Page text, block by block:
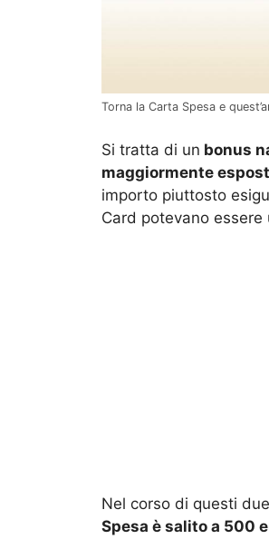
Torna la Carta Spesa e
Si tratta di un bonus
maggiormente
importo piuttosto
Card potevano essere
Nel corso di questi
Spesa è salito a 500